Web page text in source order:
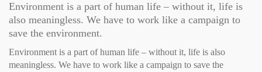
Environment is a part of human life – without it, life is
also meaningless. We have to work like a campaign to
save the environment.
Environment is a part of human life – without it, life is also
meaningless. We have to work like a campaign to save the